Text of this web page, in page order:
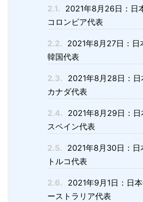
2.1. 2021年8月26日：日
コロンビア代表
2.2. 2021年8月27日：
韓国代表
2.3. 2021年8月28日：
カナダ代表
2.4. 2021年8月29日：
スペイン代表
2.5. 2021年8月30日：
トルコ代表
2.6. 2021年9月1日：日
ーストラリア代表